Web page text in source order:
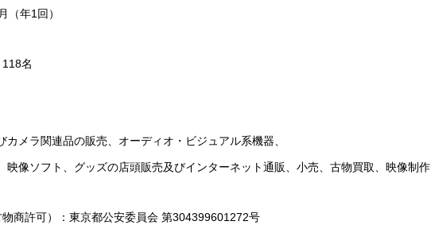
（年1回）
名
カメラ関連品の販売、オーディオ・ビジュアル系機器、
映像ソフト、グッズの店頭販売及びインターネット通販、小売、古物買取、映像制作
商許可）：東京都公安委員会 第304399601272号